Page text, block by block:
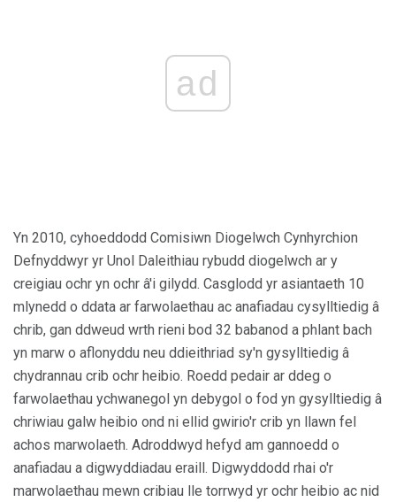
ad
Yn 2010, cyhoeddodd Comisiwn Diogelwch Cynhyrchion
Defnyddwyr yr Unol Daleithiau rybudd diogelwch ar y
creigiau ochr yn ochr â'i gilydd. Casglodd yr asiantaeth 10
mlynedd o ddata ar farwolaethau ac anafiadau cysylltiedig â
chrib, gan ddweud wrth rieni bod 32 babanod a phlant bach
yn marw o aflonyddu neu ddieithriad sy'n gysylltiedig â
chydrannau crib ochr heibio. Roedd pedair ar ddeg o
farwolaethau ychwanegol yn debygol o fod yn gysylltiedig â
chriwiau galw heibio ond ni ellid gwirio'r crib yn llawn fel
achos marwolaeth. Adroddwyd hefyd am gannoedd o
anafiadau a digwyddiadau eraill. Digwyddodd rhai o'r
marwolaethau mewn cribiau lle torrwyd yr ochr heibio ac nid